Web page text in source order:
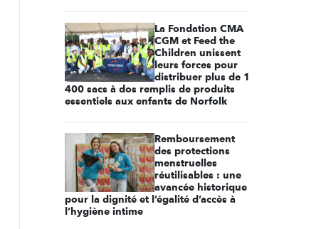
La Fondation CMA
CGM et Feed the
Children unissent
leurs forces pour
distribuer plus de 1
400 sacs à dos remplis de produits
essentiels aux enfants de Norfolk
Remboursement
des protections
menstruelles
réutilisables : une
avancée historique
pour la dignité et l’égalité d’accès à
l’hygiène intime